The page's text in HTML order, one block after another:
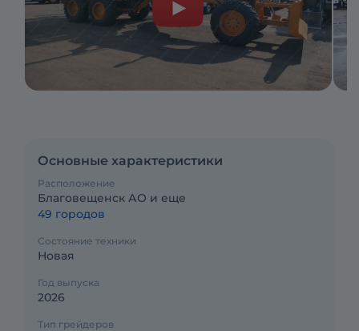
Основные характеристики
Расположение
Благовещенск АО и еще
49 городов
Состояние техники
Новая
Год выпуска
2026
Тип грейдеров